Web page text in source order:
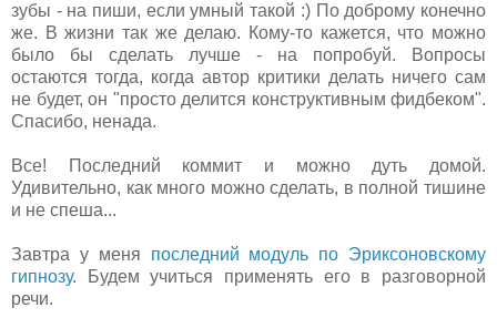
зубы - на пиши, если умный такой :) По доброму конечно
же. В жизни так же делаю. Кому-то кажется, что можно
было бы сделать лучше - на попробуй. Вопросы
остаются тогда, когда автор критики делать ничего сам
не будет, он "просто делится конструктивным фидбеком".
Спасибо, ненада.
Все! Последний коммит и можно дуть домой.
Удивительно, как много можно сделать, в полной тишине
и не спеша...
Завтра у меня последний модуль по Эриксоновскому
гипнозу. Будем учиться применять его в разговорной
речи.